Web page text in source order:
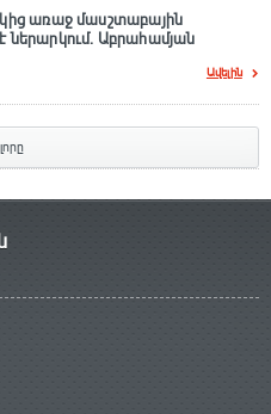
առաջ մասշտաբային
Աբրահամյան
Ավելին